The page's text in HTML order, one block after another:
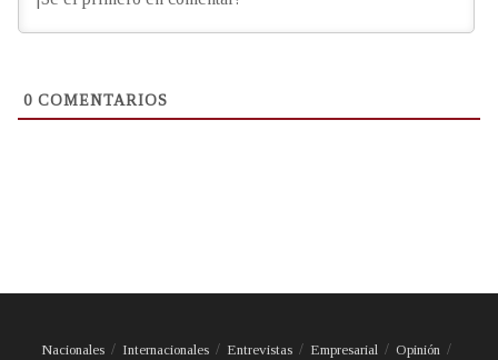
0 COMENTARIOS
Nacionales Internacionales Entrevistas Empresarial Opinión